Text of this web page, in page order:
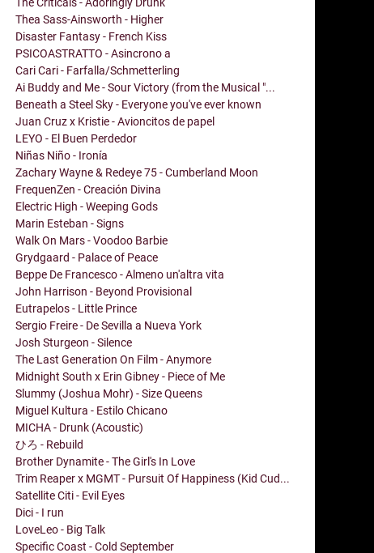
Thea Sass-Ainsworth - Higher
Disaster Fantasy - French Kiss
PSICOASTRATTO - Asincrono a
Cari Cari - Farfalla/Schmetterling
Ai Buddy and Me - Sour Victory (from the Musical "...
Beneath a Steel Sky - Everyone you've ever known
Juan Cruz x Kristie - Avioncitos de papel
LEYO - El Buen Perdedor
Niñas Niño - Ironía
Zachary Wayne & Redeye 75 - Cumberland Moon
FrequenZen - Creación Divina
Electric High - Weeping Gods
Marin Esteban - Signs
Walk On Mars - Voodoo Barbie
Grydgaard - Palace of Peace
Beppe De Francesco - Almeno un'altra vita
John Harrison - Beyond Provisional
Eutrapelos - Little Prince
Sergio Freire - De Sevilla a Nueva York
Josh Sturgeon - Silence
The Last Generation On Film - Anymore
Midnight South x Erin Gibney - Piece of Me
Slummy (Joshua Mohr) - Size Queens
Miguel Kultura - Estilo Chicano
MICHA - Drunk (Acoustic)
ひろ - Rebuild
Brother Dynamite - The Girl's In Love
Trim Reaper x MGMT - Pursuit Of Happiness (Kid Cud...
Satellite Citi - Evil Eyes
Dici - I run
LoveLeo - Big Talk
Specific Coast - Cold September